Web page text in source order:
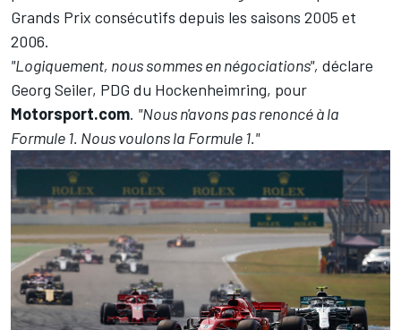
Grands Prix consécutifs depuis les saisons 2005 et
2006.
"Logiquement, nous sommes en négociations", déclare
Georg Seiler, PDG du Hockenheimring, pour
Motorsport.com. "Nous n'avons pas renoncé à la
Formule 1. Nous voulons la Formule 1."